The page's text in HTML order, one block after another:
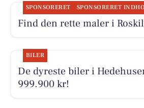
SPONSORERET SPONSORERET
Find den rette maler i
BILER
De dyreste biler i
999.900 kr!